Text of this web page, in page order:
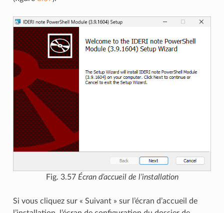
Fig. 3.57 Écran d’accueil de l’installation
Si vous cliquez sur « Suivant » sur l’écran d’accueil de